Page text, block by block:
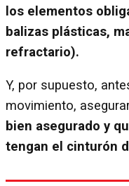
los elementos
balizas plásticas,
refractario).
Y, por supuesto,
movimiento,
bien asegurado y
tengan el cinturón